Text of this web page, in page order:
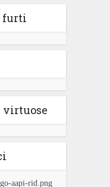
furti